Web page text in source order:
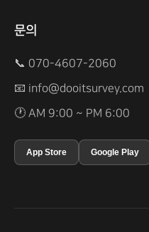
문의
📞 070-4607-2060
📧 info@dooitsurvey.com
🕐 AM 9:00 ~ PM 6:00
App Store Google Play